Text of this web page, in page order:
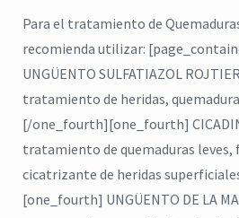
Para el tratamiento de
recomienda utilizar:
UNGÜENTO SULFATIAZOL
tratamiento de heridas,
[/one_fourth][one_fourth]
tratamiento de quemaduras leves,
cicatrizante de heridas
[one_fourth] UNGÜENTO DE LA